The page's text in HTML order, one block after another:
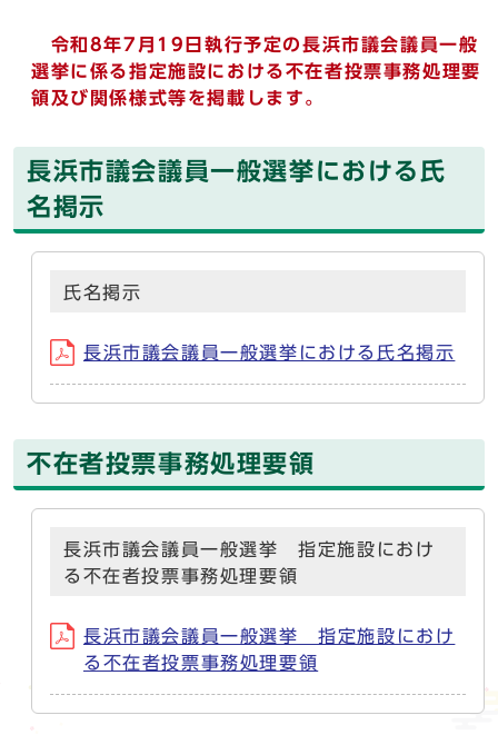
令和8年7月19日執行予定の長浜市議会議員一般
選挙に係る指定施設における不在者投票事務処理要
領及び関係様式等を掲載します。
長浜市議会議員一般選挙における氏
名掲示
氏名掲示
長浜市議会議員一般選挙における氏名掲示
不在者投票事務処理要領
長浜市議会議員一般選挙 指定施設におけ
る不在者投票事務処理要領
長浜市議会議員一般選挙 指定施設におけ
る不在者投票事務処理要領